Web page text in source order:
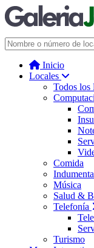
Galería
Inicio
Locales
Todos los
Comida
Música
Salud &
Telefonía
Turismo